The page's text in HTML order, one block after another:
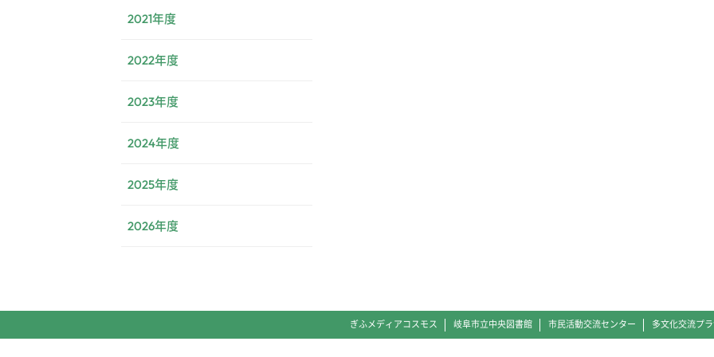
2021年度
2022年度
2023年度
2024年度
2025年度
2026年度
ぎふメディアコスモス 岐阜市立中央図書館 市民活動交流センター 多文化交流プ